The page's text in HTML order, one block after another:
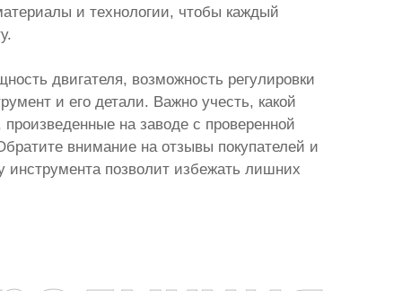
и технологии, чтобы каждый
двигателя, возможность регулировки
и его детали. Важно учесть, какой
на заводе с проверенной
внимание на отзывы покупателей и
позволит избежать лишних